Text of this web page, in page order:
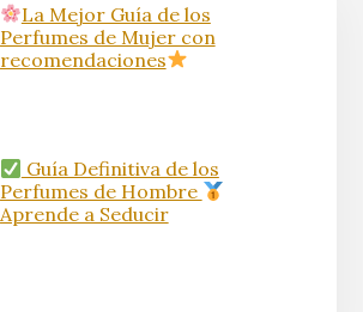
La Mejor Guía de los
Perfumes de Mujer con
recomendaciones
Guía Definitiva de los
Perfumes de Hombre
Aprende a Seducir